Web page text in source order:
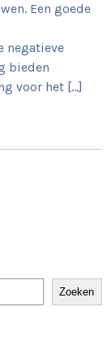
Een goede
negatieve
bieden
voor het […]
Zoeken